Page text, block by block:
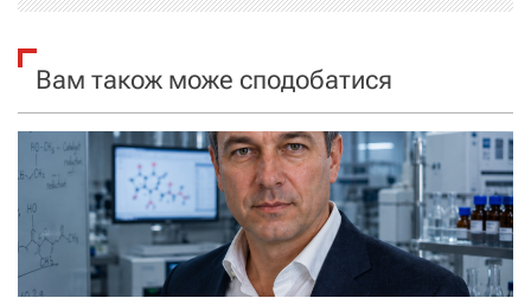
і
я
з
а
п
и
Вам також може сподобатися